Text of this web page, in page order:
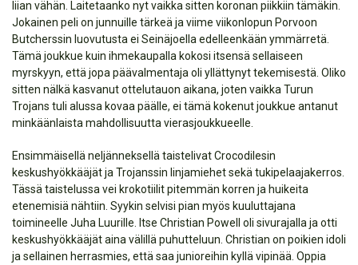
liian vähän. Laitetaanko nyt vaikka sitten koronan piikkiin tämäkin.
Jokainen peli on junnuille tärkeä ja viime viikonlopun Porvoon
Butcherssin luovutusta ei Seinäjoella edelleenkään ymmärretä.
Tämä joukkue kuin ihmekaupalla kokosi itsensä sellaiseen
myrskyyn, että jopa päävalmentaja oli yllättynyt tekemisestä. Oliko
sitten nälkä kasvanut ottelutauon aikana, joten vaikka Turun
Trojans tuli alussa kovaa päälle, ei tämä kokenut joukkue antanut
minkäänlaista mahdollisuutta vierasjoukkueelle.
Ensimmäisellä neljänneksellä taistelivat Crocodilesin
keskushyökkääjät ja Trojanssin linjamiehet sekä tukipelaajakerros.
Tässä taistelussa vei krokotiilit pitemmän korren ja huikeita
etenemisiä nähtiin. Syykin selvisi pian myös kuuluttajana
toimineelle Juha Luurille. Itse Christian Powell oli sivurajalla ja otti
keskushyökkääjät aina välillä puhutteluun. Christian on poikien idoli
ja sellainen herrasmies, että saa junioreihin kyllä vipinää. Oppia